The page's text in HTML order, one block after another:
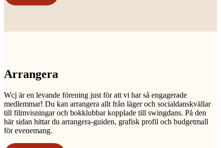
Arrangera
Wcj är en levande förening just för att vi har så engagerade
medlemmar! Du kan arrangera allt från läger och socialdanskvällar
till filmvisningar och bokklubbar kopplade till swingdans. På den
här sidan hittar du arrangera-guiden, grafisk profil och budgetmall
för evenemang.